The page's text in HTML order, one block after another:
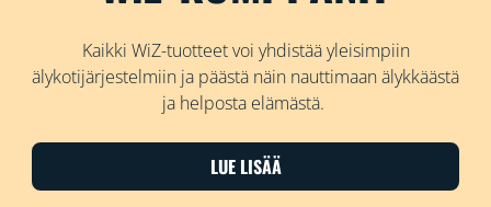
Kaikki WiZ-tuotteet voi yhdistää yleisimpiin
älykotijärjestelmiin ja päästä näin nauttimaan älykkäästä
ja helposta elämästä.
LUE LISÄÄ